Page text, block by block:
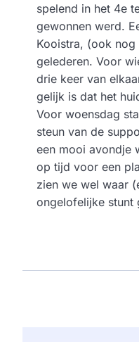
spelend in het 4e
gewonnen werd.
Kooistra, (ook
gelederen. Voor
drie keer van
gelijk is dat het
Voor woensdag
steun van de
een mooi avondje
op tijd voor een
zien we wel waar
ongelofelijke stunt